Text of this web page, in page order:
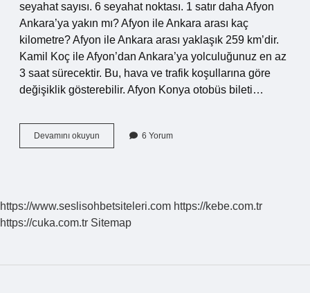
seyahat sayısı. 6 seyahat noktası. 1 satır daha Afyon
Ankara’ya yakın mı? Afyon ile Ankara arası kaç
kilometre? Afyon ile Ankara arası yaklaşık 259 km’dir.
Kamil Koç ile Afyon’dan Ankara’ya yolculuğunuz en az
3 saat sürecektir. Bu, hava ve trafik koşullarına göre
değişiklik gösterebilir. Afyon Konya otobüs bileti…
Devamını okuyun
Konyaya
6 Yorum
https://www.seslisohbetsiteleri.com https://kebe.com.tr
https://cuka.com.tr Sitemap